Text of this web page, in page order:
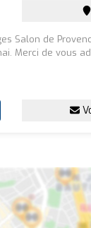
Salon de
Merci de vous